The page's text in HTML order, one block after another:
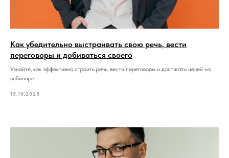
Как убедительно выстраивать свою речь, вести
переговоры и добиваться своего
Узнайте, как эффективно строить речь, вести переговоры и достигать целей на
вебинаре!
15.10.2025